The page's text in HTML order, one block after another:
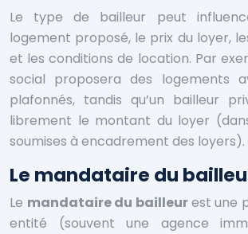
Le type de bailleur peut
logement proposé, le prix du loyer,
et les conditions de location. Par
social proposera des logements
plafonnés, tandis qu’un bailleur
librement le montant du loyer
soumises à encadrement des loyers).
Le mandataire du
Le mandataire du bailleurest une
entité (souvent une agence